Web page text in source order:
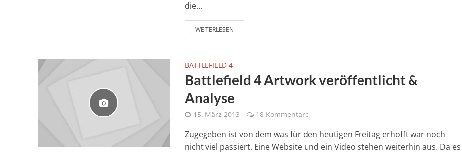
die...
WEITERLESEN
BATTLEFIELD 4
Battlefield 4 Artwork veröffentlicht &
Analyse
15. März 2013 18 Kommentare
Zugegeben ist von dem was für den heutigen Freitag erhofft war noch
nicht viel passiert. Eine Website und ein Video stehen weiterhin aus. Da es